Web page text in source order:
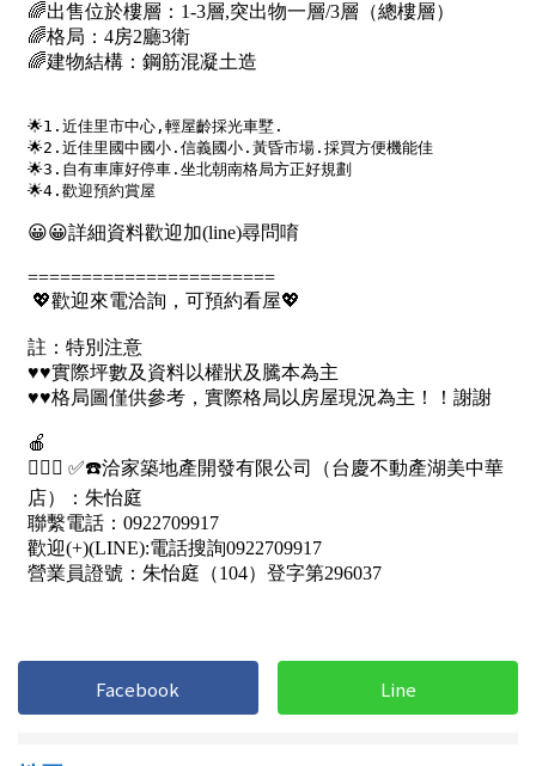
格局
2房 3房
4房
屋齡
不拘
5-10 年 10-20 年
20-30 年 30-40 年
40 年以上
Facebook Line